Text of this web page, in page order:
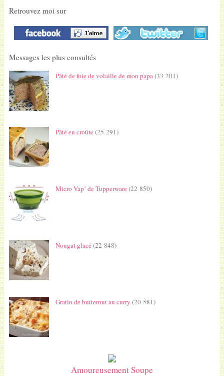
Retrouvez moi sur
Messages les plus consultés
Pâté de foie de volaille de mon papa (33 201)
Pâté en croûte(25 291)
Micro Vap’ de Tupperware(22 850)
Nougat glacé(22 848)
Gratin de butternut au curry (20 581)
Amoureusement Soupe